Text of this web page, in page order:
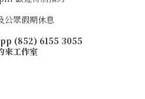
公眾假期休息
(852) 6155 3055
來工作室